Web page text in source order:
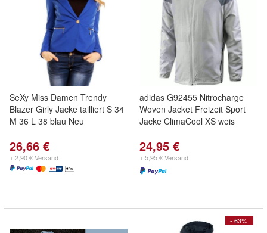
SeXy Miss Damen Trendy
Blazer Girly Jacke tailliert S 34
M 36 L 38 blau Neu
26,66 €
+ 2,90 € Versand
adidas G92455 Nitrocharge
Woven Jacket Freizeit Sport
Jacke ClimaCool XS weis
24,95 €
+ 5,95 € Versand
- 63%